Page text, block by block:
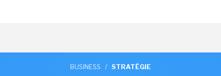
BUSINESS / STRATÉGIE